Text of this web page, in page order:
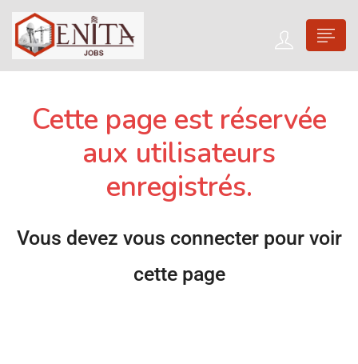
Cette page est réservée
aux utilisateurs
enregistrés.
Vous devez vous connecter pour voir
cette page